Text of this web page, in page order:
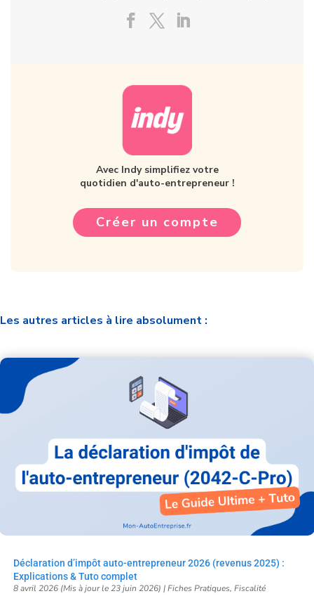
Avec Indy simplifiez votre
quotidien d'auto-entrepreneur !
Créer un compte
Les autres articles à lire absolument :
Déclaration d’impôt auto-entrepreneur 2026 (revenus 2025) :
Explications & Tuto complet
8 avril 2026 (Mis à jour le 23 juin 2026) |Fiches Pratiques, Fiscalité